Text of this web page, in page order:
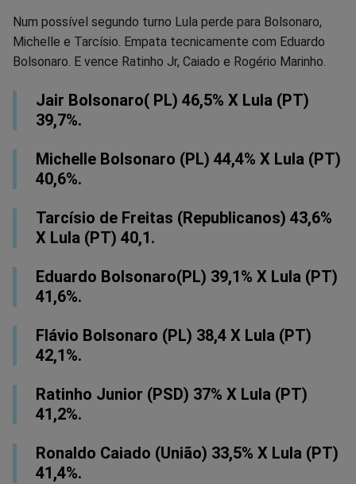
Num possível segundo turno Lula perde para Bolsonaro,
Michelle e Tarcísio. Empata tecnicamente com Eduardo
Bolsonaro. E vence Ratinho Jr, Caiado e Rogério Marinho.
Jair Bolsonaro( PL) 46,5% X Lula (PT)
39,7%.
Michelle Bolsonaro (PL) 44,4% X Lula (PT)
40,6%.
Tarcísio de Freitas (Republicanos) 43,6%
X Lula (PT) 40,1.
Eduardo Bolsonaro(PL) 39,1% X Lula (PT)
41,6%.
Flávio Bolsonaro (PL) 38,4 X Lula (PT)
42,1%.
Ratinho Junior (PSD) 37% X Lula (PT)
41,2%.
Ronaldo Caiado (União) 33,5% X Lula (PT)
41,4%.